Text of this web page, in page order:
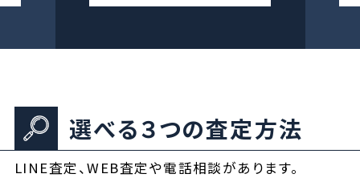
選べる３つの査定方法
LINE査定、WEB査定や電話相談があります。